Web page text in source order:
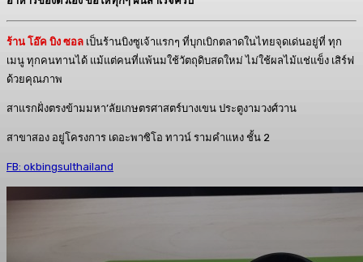
ร้าน โอ๊ค บิง ซอล เป็นร้านบิงซูเจ้าแรกๆ ที่บุกเบิกตลาดในไทยจุดเด่นอยู่ที่ ทุก
เมนู ทุกคนทานได้ แม้แต่คนที่แพ้นมใช้วัตถุดิบสดใหม่ ไม่ใช้ผลไม้แช่แข็ง เสิร์ฟ
ด้วยคุณภาพ
สาแรกฝั่งตรงข้ามมหา’ลัยเกษตรศาสตร์บางเขน ประตูงามวงศ์วาน
สาขาสอง อยู่โครงการ เดอะพาซิโอ ทาวน์ รามคำแหง ชั้น 2
FB: okbingsulthailand